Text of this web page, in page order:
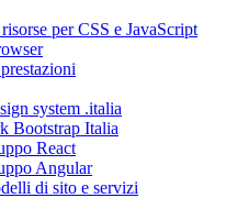
per CSS e JavaScript
system .italia
Bootstrap Italia
React
Angular
di sito e servizi